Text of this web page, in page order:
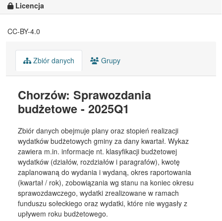
Licencja
CC-BY-4.0
Zbiór danych Grupy
Chorzów: Sprawozdania
budżetowe - 2025Q1
Zbiór danych obejmuje plany oraz stopień realizacji
wydatków budżetowych gminy za dany kwartał. Wykaz
zawiera m.in. informacje nt. klasyfikacji budżetowej
wydatków (działów, rozdziałów i paragrafów), kwotę
zaplanowaną do wydania i wydaną, okres raportowania
(kwartał / rok), zobowiązania wg stanu na koniec okresu
sprawozdawczego, wydatki zrealizowane w ramach
funduszu sołeckiego oraz wydatki, które nie wygasły z
upływem roku budżetowego.